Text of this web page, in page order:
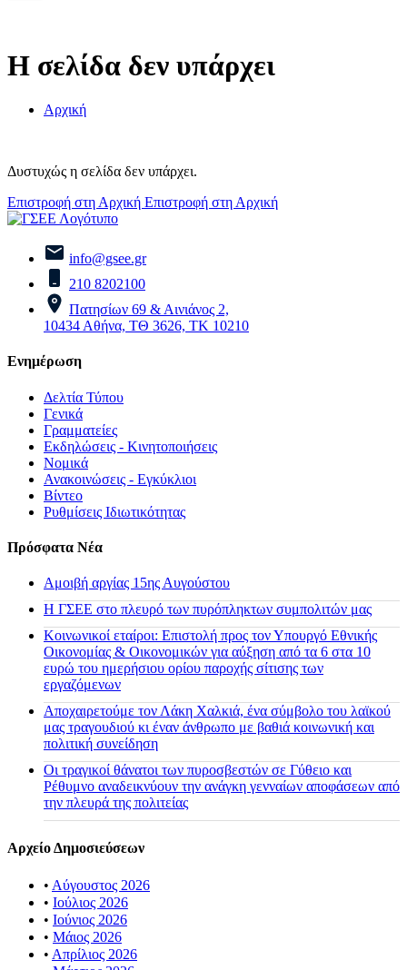
Η σελίδα δεν υπάρχει
Αρχική
Δυστυχώς η σελίδα δεν υπάρχει.
Επιστροφή στη Αρχική Επιστροφή στη Αρχική
info@gsee.gr
210 8202100
Πατησίων 69 & Αινιάνος 2,
10434 Αθήνα, ΤΘ 3626, ΤΚ 10210
Ενημέρωση
Δελτία Τύπου
Γενικά
Γραμματείες
Εκδηλώσεις - Κινητοποιήσεις
Νομικά
Ανακοινώσεις - Εγκύκλιοι
Βίντεο
Ρυθμίσεις Ιδιωτικότητας
Πρόσφατα Νέα
Αμοιβή αργίας 15ης Αυγούστου
H ΓΣΕΕ στο πλευρό των πυρόπληκτων συμπολιτών μας
Κοινωνικοί εταίροι: Επιστολή προς τον Υπουργό Εθνικής
Οικονομίας & Οικονομικών για αύξηση από τα 6 στα 10
ευρώ του ημερήσιου ορίου παροχής σίτισης των
εργαζόμενων
Αποχαιρετούμε τον Λάκη Χαλκιά, ένα σύμβολο του λαϊκού
μας τραγουδιού κι έναν άνθρωπο με βαθιά κοινωνική και
πολιτική συνείδηση
Οι τραγικοί θάνατοι των πυροσβεστών σε Γύθειο και
Ρέθυμνο αναδεικνύουν την ανάγκη γενναίων αποφάσεων από
την πλευρά της πολιτείας
Αρχείο Δημοσιεύσεων
• Αύγουστος 2026
• Ιούλιος 2026
• Ιούνιος 2026
• Μάιος 2026
• Απρίλιος 2026